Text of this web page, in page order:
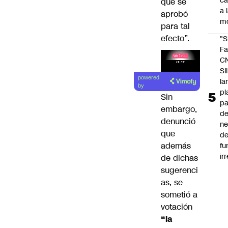
aprobó
para tal
efecto”.
Lea el
artículo
powered
by
Sin
embargo,
denunció
que
además
de dichas
sugerenci
as, se
sometió a
votación
“la
a
SII
de